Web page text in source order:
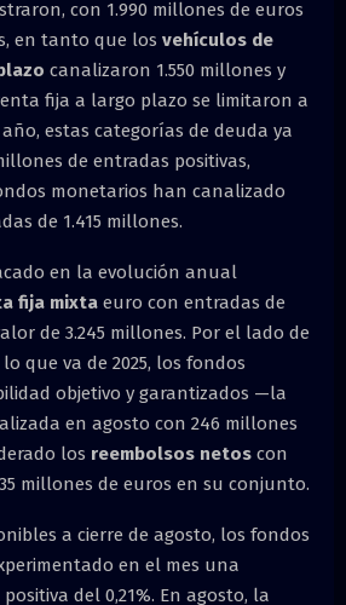
con 1.990 millones de euros
en tanto que los vehículos de
canalizaron 1.550 millones y
fija a largo plazo se limitaron a
estas categorías de deuda ya
de entradas positivas,
monetarios han canalizado
de 1.415 millones.
en la evolución anual
fija mixta euro con entradas de
de 3.245 millones. Por el lado de
que va de 2025, los fondos
objetivo y garantizados —la
en agosto con 246 millones
los reembolsos netos con
millones de euros en su conjunto.
a cierre de agosto, los fondos
en el mes una
del 0,21%. En agosto, la